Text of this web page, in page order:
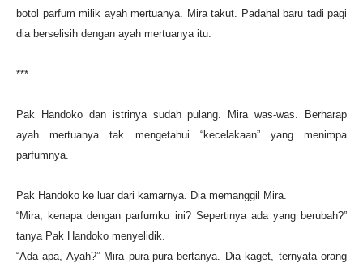
botol parfum milik ayah mertuanya. Mira takut. Padahal baru tadi pagi
dia berselisih dengan ayah mertuanya itu.
***
Pak Handoko dan istrinya sudah pulang. Mira was-was. Berharap
ayah mertuanya tak mengetahui “kecelakaan” yang menimpa
parfumnya.
Pak Handoko ke luar dari kamarnya. Dia memanggil Mira.
“Mira, kenapa dengan parfumku ini? Sepertinya ada yang berubah?”
tanya Pak Handoko menyelidik.
“Ada apa, Ayah?” Mira pura-pura bertanya. Dia kaget, ternyata orang